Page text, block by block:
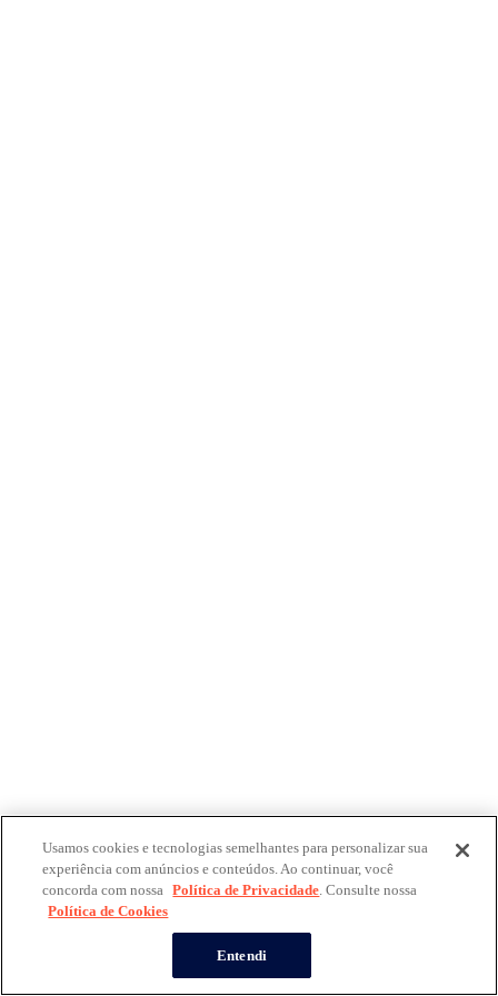
Usamos cookies e tecnologias semelhantes para personalizar sua
experiência com anúncios e conteúdos. Ao continuar, você
concorda com nossa Política de Privacidade. Consulte nossa
Política de Cookies
Entendi